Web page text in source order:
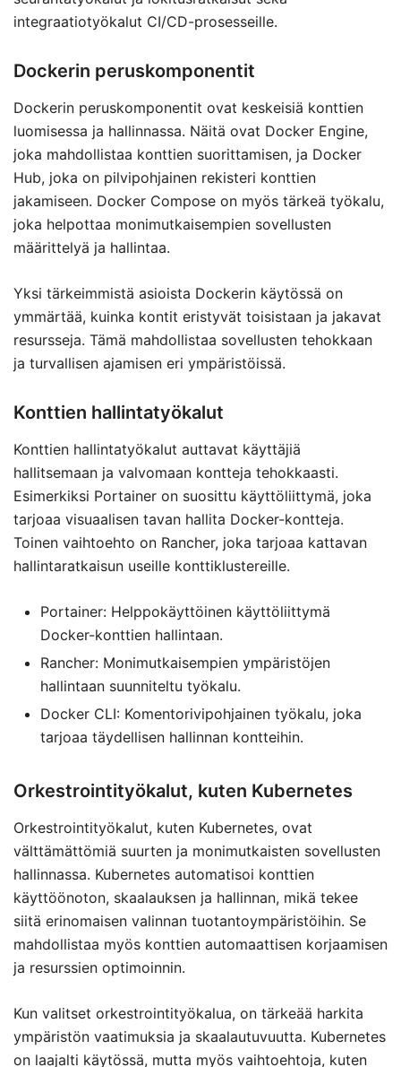
integraatiotyökalut CI/CD-prosesseille.
Dockerin peruskomponentit
Dockerin peruskomponentit ovat keskeisiä konttien
luomisessa ja hallinnassa. Näitä ovat Docker Engine,
joka mahdollistaa konttien suorittamisen, ja Docker
Hub, joka on pilvipohjainen rekisteri konttien
jakamiseen. Docker Compose on myös tärkeä työkalu,
joka helpottaa monimutkaisempien sovellusten
määrittelyä ja hallintaa.
Yksi tärkeimmistä asioista Dockerin käytössä on
ymmärtää, kuinka kontit eristyvät toisistaan ja jakavat
resursseja. Tämä mahdollistaa sovellusten tehokkaan
ja turvallisen ajamisen eri ympäristöissä.
Konttien hallintatyökalut
Konttien hallintatyökalut auttavat käyttäjiä
hallitsemaan ja valvomaan kontteja tehokkaasti.
Esimerkiksi Portainer on suosittu käyttöliittymä, joka
tarjoaa visuaalisen tavan hallita Docker-kontteja.
Toinen vaihtoehto on Rancher, joka tarjoaa kattavan
hallintaratkaisun useille konttiklustereille.
Portainer: Helppokäyttöinen käyttöliittymä
Docker-konttien hallintaan.
Rancher: Monimutkaisempien ympäristöjen
hallintaan suunniteltu työkalu.
Docker CLI: Komentorivipohjainen työkalu, joka
tarjoaa täydellisen hallinnan kontteihin.
Orkestrointityökalut, kuten Kubernetes
Orkestrointityökalut, kuten Kubernetes, ovat
välttämättömiä suurten ja monimutkaisten sovellusten
hallinnassa. Kubernetes automatisoi konttien
käyttöönoton, skaalauksen ja hallinnan, mikä tekee
siitä erinomaisen valinnan tuotantoympäristöihin. Se
mahdollistaa myös konttien automaattisen korjaamisen
ja resurssien optimoinnin.
Kun valitset orkestrointityökalua, on tärkeää harkita
ympäristön vaatimuksia ja skaalautuvuutta. Kubernetes
on laajalti käytössä, mutta myös vaihtoehtoja, kuten